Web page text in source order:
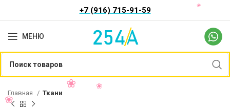
+7 (916) 715-91-59
МЕНЮ
Главная Ткани